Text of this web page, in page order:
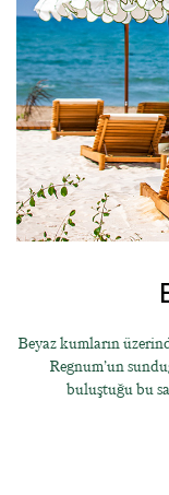
Beyaz kumların
Regnum’un
buluştuğu bu